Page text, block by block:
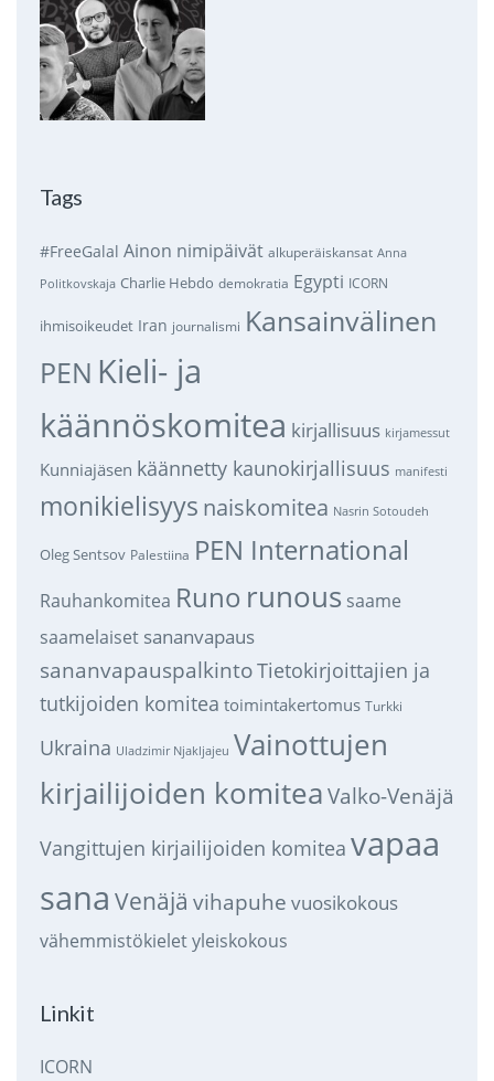
Tags
#FreeGalal Ainon nimipäivät alkuperäiskansat Anna
Politkovskaja Charlie Hebdo demokratia Egypti ICORN
ihmisoikeudet Iran journalismi Kansainvälinen
PEN Kieli- ja
käännöskomitea kirjallisuus kirjamessut
Kunniajäsen käännetty kaunokirjallisuus manifesti
monikielisyys naiskomitea Nasrin Sotoudeh
Oleg Sentsov Palestiina PEN International
Rauhankomitea Runo runous saame
saamelaiset sananvapaus
sananvapauspalkintoTietokirjoittajien ja
tutkijoiden komitea toimintakertomus Turkki
Ukraina Uladzimir Njakljajeu Vainottujen
kirjailijoiden komitea Valko-Venäjä
Vangittujen kirjailijoiden komitea vapaa
sana Venäjä vihapuhe vuosikokous
vähemmistökieletyleiskokous
Linkit
ICORN